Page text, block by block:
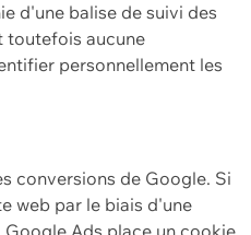
d'une balise de suivi des
toutefois aucune
personnellement les
conversions de Google. Si
web par le biais d'une